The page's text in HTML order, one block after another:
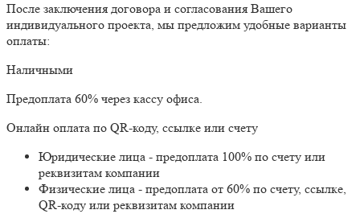
После заключения договора и согласования Вашего
индивидуального проекта, мы предложим удобные варианты
оплаты:
Наличными
Предоплата 60% через кассу офиса.
Онлайн оплата по QR-коду, ссылке или счету
Юридические лица - предоплата 100% по счету или
реквизитам компании
Физические лица - предоплата от 60% по счету, ссылке,
QR-коду или реквизитам компании